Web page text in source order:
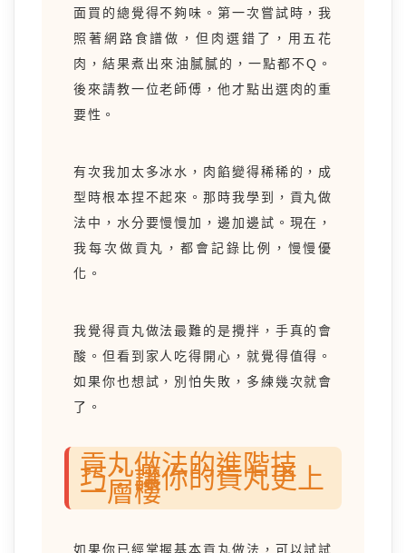
面買的總覺得不夠味。第一次嘗試時，我
照著網路食譜做，但肉選錯了，用五花
肉，結果煮出來油膩膩的，一點都不Q。
後來請教一位老師傅，他才點出選肉的重
要性。
有次我加太多冰水，肉餡變得稀稀的，成
型時根本捏不起來。那時我學到，貢丸做
法中，水分要慢慢加，邊加邊試。現在，
我每次做貢丸，都會記錄比例，慢慢優
化。
我覺得貢丸做法最難的是攪拌，手真的會
酸。但看到家人吃得開心，就覺得值得。
如果你也想試，別怕失敗，多練幾次就會
了。
貢丸做法的進階技
巧：讓你的貢丸更上
一層樓
如果你已經掌握基本貢丸做法，可以試試